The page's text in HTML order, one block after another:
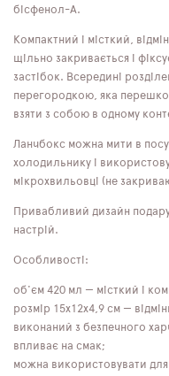
бісфенол-А.
Компактний і місткий,
щільно закривається і
застібок. Всередині
перегородкою, яка
взяти з собою в одному
Ланчбокс можна мити в
холодильнику і
мікрохвильовці (не
Привабливий дизайн
настрій.
Особливості:
об'єм 420 мл — місткий і
розмір 15х12х4,9 см —
виконаний з безпечного
впливає на смак;
можна використовувати для